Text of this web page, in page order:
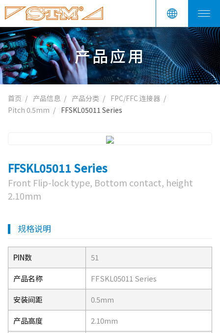
产品应用
首页 产品信息 产品分类
FPC/FFC 连接器
Pitch 0.5mm
FFSKL05011 Series
FFSKL05011 Series
Front Flip-lock type, Bottom contact, height
2.10mm
规格说明
PIN数 51
产品名称 FFSKL05011 Series
安装间距 0.5mm
产品高度 2.10mm